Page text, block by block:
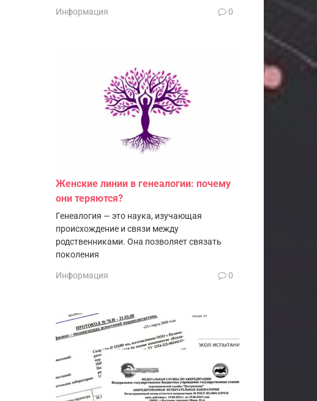
Информация 0
Женские линии в генеалогии: почему
они теряются?
Генеалогия — это наука, изучающая
происхождение и связи между
родственниками. Она позволяет связать
поколения
Информация 0